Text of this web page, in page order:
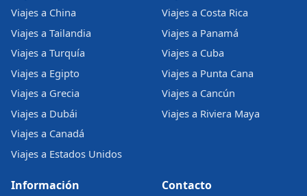
Viajes a China
Viajes a Tailandia
Viajes a Turquía
Viajes a Egipto
Viajes a Grecia
Viajes a Dubái
Viajes a Canadá
Viajes a Estados Unidos
Viajes a Costa Rica
Viajes a Panamá
Viajes a Cuba
Viajes a Punta Cana
Viajes a Cancún
Viajes a Riviera Maya
Información Contacto